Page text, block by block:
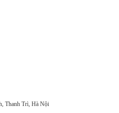
Thanh Trì, Hà Nội